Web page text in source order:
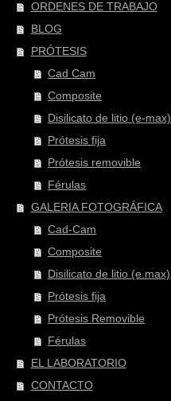
ORDENES DE TRABAJO
BLOG
PRÓTESIS
Cad Cam
Composite
Disilicato de litio (e-max)
Prótesis fija
Prótesis removible
Férulas
GALERIA FOTOGRÁFICA
Cad-Cam
Composite
Disilicato de litio (e.max)
Prótesis fija
Prótesis Removible
Férulas
EL LABORATORIO
CONTACTO